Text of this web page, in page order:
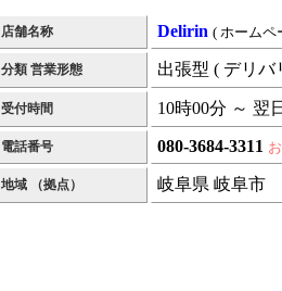
店舗名称 Delirin ( ホームペ
分類 営業形態 出張型 ( デリバ
受付時間 10時00分 ～ 翌
電話番号 080-3684-3311
地域 （拠点） 岐阜県 岐阜市